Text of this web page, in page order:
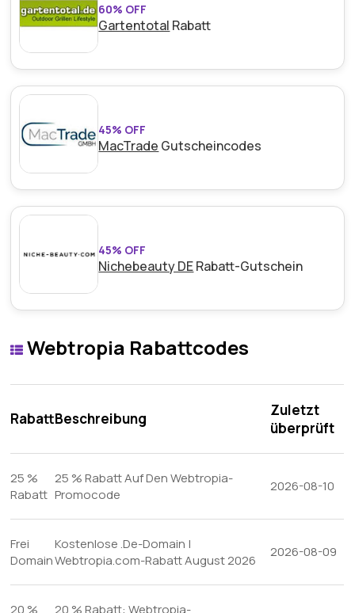
60% OFF
Gartentotal Rabatt
45% OFF
MacTrade Gutscheincodes
45% OFF
Nichebeauty DERabatt-Gutschein
Webtropia Rabattcodes
RabattBeschreibung
Zuletzt
überprüft
25 %
Rabatt
25 % Rabatt Auf Den Webtropia-
Promocode
2026-08-10
Frei
Domain
Kostenlose .De-Domain |
Webtropia.com-Rabatt August 2026
2026-08-09
20 %
20 % Rabatt: Webtropia-